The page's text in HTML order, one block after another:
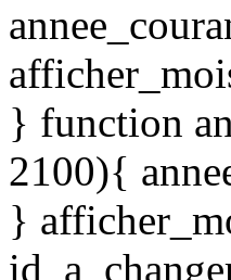
} function
2100){
}